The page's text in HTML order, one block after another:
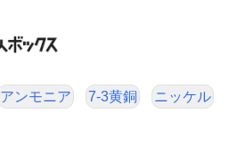
アンモニア 7-3黄銅 ニッケル